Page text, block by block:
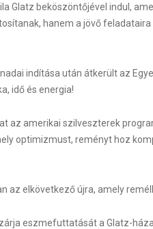
Glatz beköszöntőjével indul,
hanem a jövő
indítása után átkerült az
idő és energia!
az amerikai szilveszterek
optimizmust, reményt hoz
az elkövetkező újra, amely
eszmefuttatását a Glatz-